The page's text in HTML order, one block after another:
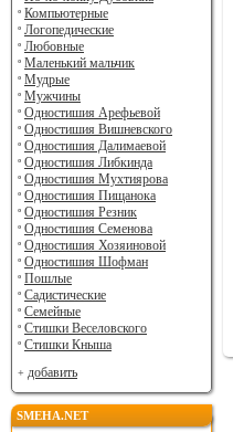
Компьютерные
Логопедические
Любовные
Маленький мальчик
Мудрые
Мужчины
Одностишия Арефьевой
Одностишия Вишневского
Одностишия Далимаевой
Одностишия Либкинда
Одностишия Мухтиярова
Одностишия Пищанока
Одностишия Резник
Одностишия Семенова
Одностишия Хозяиновой
Одностишия Шофман
Пошлые
Садистические
Семейные
Стишки Веселовского
Стишки Кныша
добавить
SMEHA.NET